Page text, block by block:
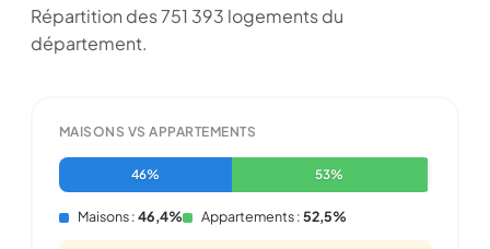
Répartition des 751 393 logements du
département.
MAISONS VS APPARTEMENTS
46% 53%
Maisons :46,4% Appartements :52,5%